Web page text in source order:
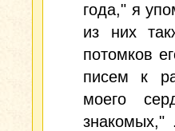
года," я
из них
потомков
писем к
моего